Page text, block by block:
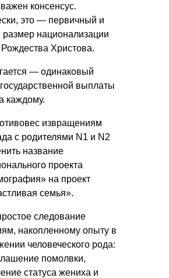
консенсус.
это — первичный и
национализации
Рождества Христова.
— одинаковый
выплаты
каждому.
извращениям
с родителями N1 и N2
название
проекта
на проект
семья».
следование
накопленному опыту в
человеческого рода:
помолвки,
статуса жениха и